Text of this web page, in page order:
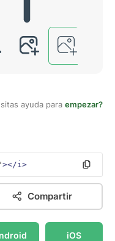
ayuda para empezar?
></i>
Compartir
iOS